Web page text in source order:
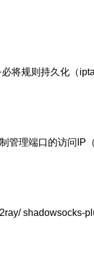
将规则持久化（
理端口的访问IP
shadowsocks-